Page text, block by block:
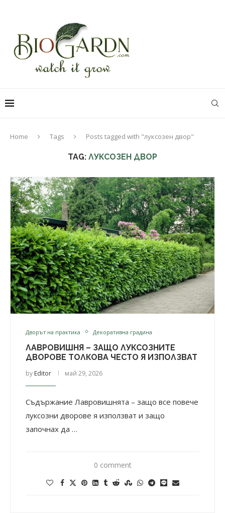
Home Tags Posts tagged with "луксозен двор"
TAG: ЛУКСОЗЕН ДВОР
Дворът на практика Декоративна градина
ЛАВРОВИШНЯ – ЗАЩО ЛУКСОЗНИТЕ
ДВОРОВЕ ТОЛКОВА ЧЕСТО Я ИЗПОЛЗВАТ
by Editor май 29, 2026
Съдържание Лавровишнята – защо все повече
луксозни дворове я използват и защо
започнах да …
0 comment